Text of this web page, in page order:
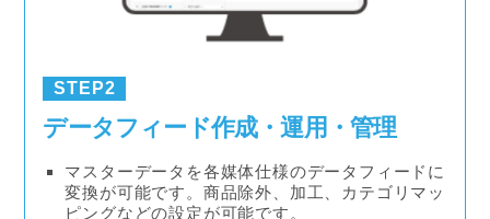
STEP2
データフィード作成・運用・管理
マスターデータを各媒体仕様のデータフィードに
変換が可能です。商品除外、加工、カテゴリマッ
ピングなどの設定が可能です。